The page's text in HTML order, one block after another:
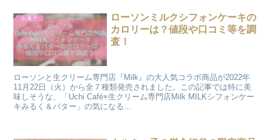
お菓子
ローソンミルクシフォンケーキの
カロリーは？値段や口コミ等を調
査！
ローソンと生クリーム専門店『Milk』の大人気コラボ商品が2022年
11月22日（火）から全７種類発売されました。この記事では特に美
味しそうな、「Uchi Café×生クリーム専門店Milk MILKシフォンケー
キみるく＆バター」の気になる...